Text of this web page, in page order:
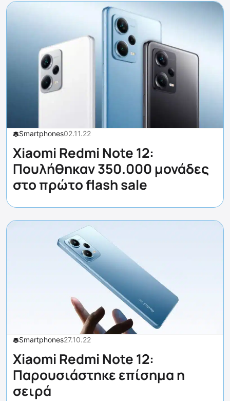
Smartphones02.11.22
Xiaomi Redmi Note 12:
Πουλήθηκαν 350.000 μονάδες
στo πρώτo flash sale
Smartphones27.10.22
Xiaomi Redmi Note 12:
Παρουσιάστηκε επίσημα η
σειρά